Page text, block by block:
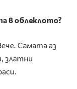
в облеклото?
Самата аз
златни